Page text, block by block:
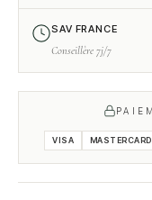
SAV FRANCE
Conseillère 7j/7
VISA MASTERCARD